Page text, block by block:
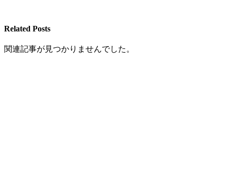
Related Posts
関連記事が見つかりませんでした。